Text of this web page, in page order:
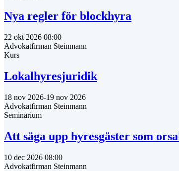
Nya regler för blockhyra
22 okt 2026 08:00
Advokatfirman Steinmann
Kurs
Lokalhyresjuridik
18 nov 2026-19 nov 2026
Advokatfirman Steinmann
Seminarium
Att säga upp hyresgäster som
10 dec 2026 08:00
Advokatfirman Steinmann